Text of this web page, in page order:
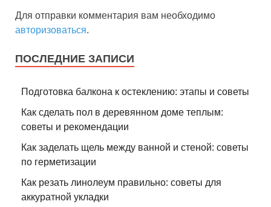
Для отправки комментария вам необходимо
авторизоваться.
ПОСЛЕДНИЕ ЗАПИСИ
Подготовка балкона к остеклению: этапы и советы
Как сделать пол в деревянном доме теплым:
советы и рекомендации
Как заделать щель между ванной и стеной: советы
по герметизации
Как резать линолеум правильно: советы для
аккуратной укладки